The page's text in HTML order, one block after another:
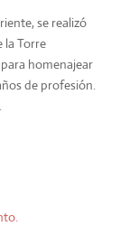
se realizó
la Torre
homenajear
de profesión.